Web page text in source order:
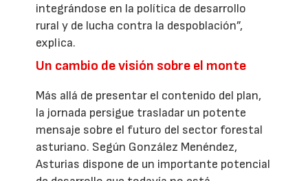
integrándose en la política de desarrollo
rural y de lucha contra la despoblación”,
explica.
Un cambio de visión sobre el monte
Más allá de presentar el contenido del plan,
la jornada persigue trasladar un potente
mensaje sobre el futuro del sector forestal
asturiano. Según González Menéndez,
Asturias dispone de un importante potencial